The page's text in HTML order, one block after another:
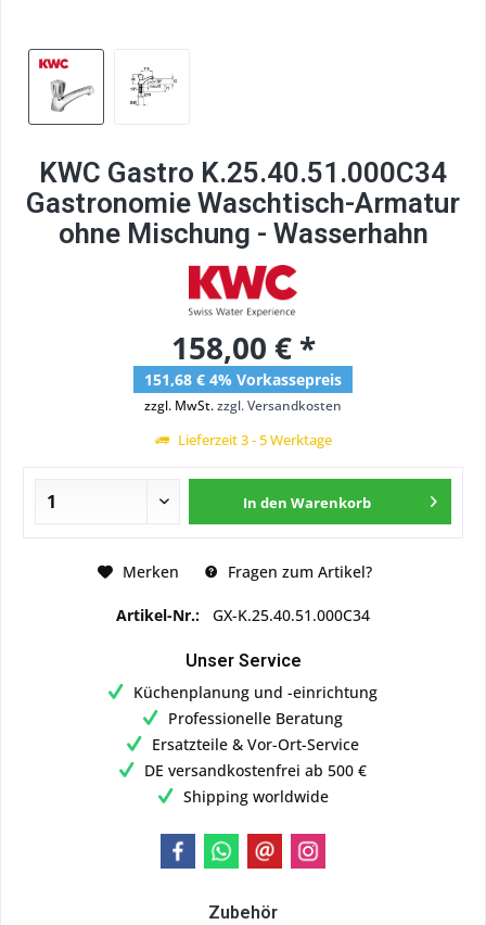
KWC Gastro K.25.40.51.000C34
Gastronomie Waschtisch-Armatur
ohne Mischung - Wasserhahn
158,00 € *
151,68 € 4% Vorkassepreis
zzgl. MwSt.zzgl. Versandkosten
Lieferzeit 3 - 5 Werktage
In den Warenkorb
Merken Fragen zum Artikel?
Artikel-Nr.: GX-K.25.40.51.000C34
Unser Service
Küchenplanung und -einrichtung
Professionelle Beratung
Ersatzteile & Vor-Ort-Service
DE versandkostenfrei ab 500 €
Shipping worldwide
Zubehör